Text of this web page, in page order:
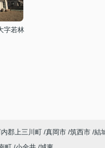
字若林
郡上三川町 真岡市 筑西市 結